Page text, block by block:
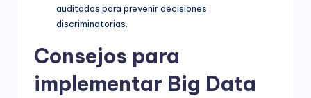
auditados para prevenir decisiones
discriminatorias.
Consejos para
implementar Big Data